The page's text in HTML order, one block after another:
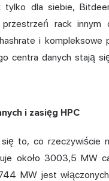
tylko dla siebie,
rack innym
i kompleksowe
centra danych stają
i zasięg HPC
to, co rzeczywiście
około 3003,5 MW
MW jest